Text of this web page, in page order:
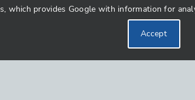
which provides Google with information for
Accept